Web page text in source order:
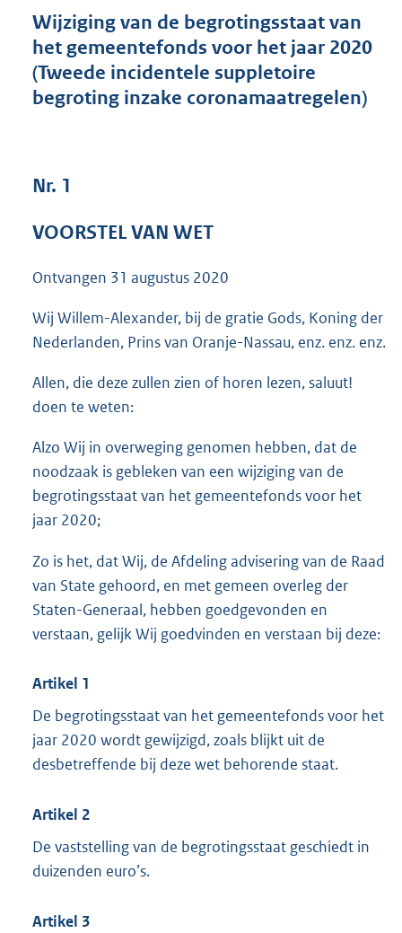
d
s
g
r
o
Wijziging van de begrotingsstaat van
het gemeentefonds voor het jaar 2020
(Tweede incidentele suppletoire
begroting inzake coronamaatregelen)
Nr. 1
VOORSTEL VAN WET
Ontvangen 31 augustus 2020
Wij Willem-Alexander, bij de gratie Gods, Koning der
Nederlanden, Prins van Oranje-Nassau, enz. enz. enz.
Allen, die deze zullen zien of horen lezen, saluut!
doen te weten:
Alzo Wij in overweging genomen hebben, dat de
noodzaak is gebleken van een wijziging van de
begrotingsstaat van het gemeentefonds voor het
jaar 2020;
Zo is het, dat Wij, de Afdeling advisering van de Raad
van State gehoord, en met gemeen overleg der
Staten-Generaal, hebben goedgevonden en
verstaan, gelijk Wij goedvinden en verstaan bij deze:
Artikel 1
De begrotingsstaat van het gemeentefonds voor het
jaar 2020 wordt gewijzigd, zoals blijkt uit de
desbetreffende bij deze wet behorende staat.
Artikel 2
De vaststelling van de begrotingsstaat geschiedt in
duizenden euro’s.
Artikel 3